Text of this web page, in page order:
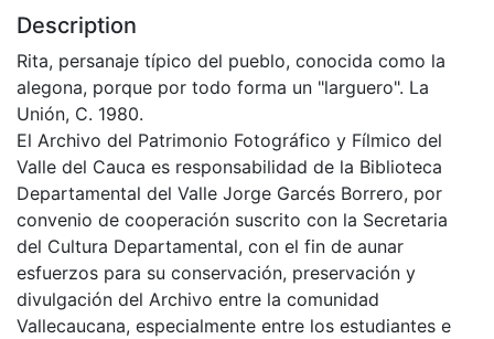
Description
Rita, persanaje típico del pueblo, conocida como la
alegona, porque por todo forma un "larguero". La
Unión, C. 1980.
El Archivo del Patrimonio Fotográfico y Fílmico del
Valle del Cauca es responsabilidad de la Biblioteca
Departamental del Valle Jorge Garcés Borrero, por
convenio de cooperación suscrito con la Secretaria
del Cultura Departamental, con el fin de aunar
esfuerzos para su conservación, preservación y
divulgación del Archivo entre la comunidad
Vallecaucana, especialmente entre los estudiantes e